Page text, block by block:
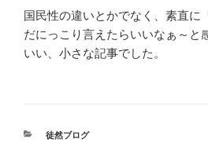
国民性の違いとかでなく、素直に
だにっこり言えたらいいなぁ～と
いい、小さな記事でした。
カ
徒然ブログ